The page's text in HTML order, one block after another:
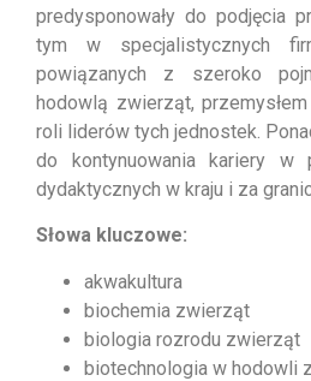
predysponowały do podjęcia
tym w specjalistycznych
powiązanych z szeroko
hodowlą zwierząt,
roli liderów tych jednostek.
do kontynuowania kariery w
dydaktycznych w kraju i za
Słowa kluczowe:
akwakultura
biochemia zwierząt
biologia rozrodu zwierząt
biotechnologia w hodowli